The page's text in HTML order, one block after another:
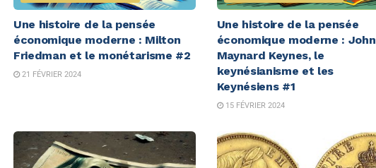
Une histoire de la pensée
économique moderne : Milton
Friedman et le monétarisme #2
21 FÉVRIER 2024
Une histoire de la pensée
économique moderne : John
Maynard Keynes, le
keynésianisme et les
Keynésiens #1
15 FÉVRIER 2024